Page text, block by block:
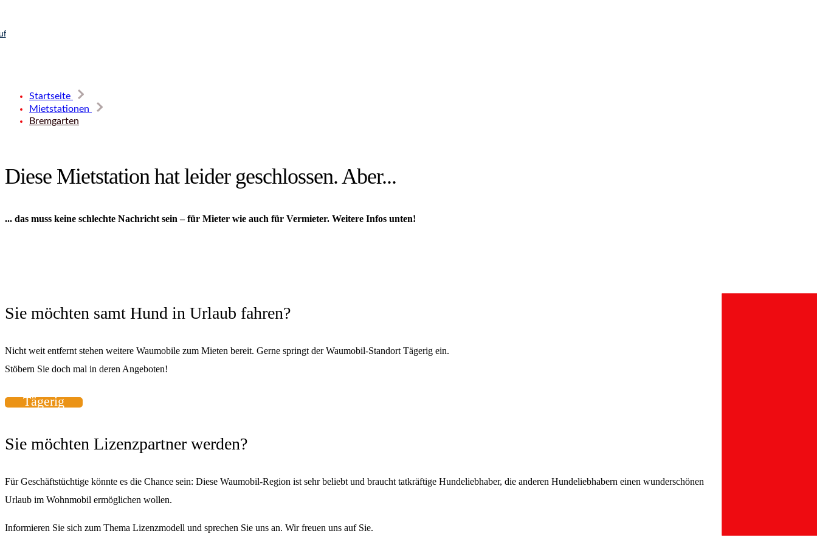
Startseite
Mietstationen
Bremgarten
Diese Mietstation hat leider geschlossen. Aber...
... das muss keine schlechte Nachricht sein – für Mieter wie auch für Vermieter. Weitere Infos unten!
Sie möchten samt Hund in Urlaub fahren?
Nicht weit entfernt stehen weitere Waumobile zum Mieten bereit. Gerne springt der Waumobil-Standort Tägerig ein.
Stöbern Sie doch mal in deren Angeboten!
Tägerig
Sie möchten Lizenzpartner werden?
Für Geschäftstüchtige könnte es die Chance sein: Diese Waumobil-Region ist sehr beliebt und braucht tatkräftige Hundeliebhaber, die anderen Hundeliebhabern einen wunderschönen
Urlaub im Wohnmobil ermöglichen wollen.
Informieren Sie sich zum Thema Lizenzmodell und sprechen Sie uns an. Wir freuen uns auf Sie.